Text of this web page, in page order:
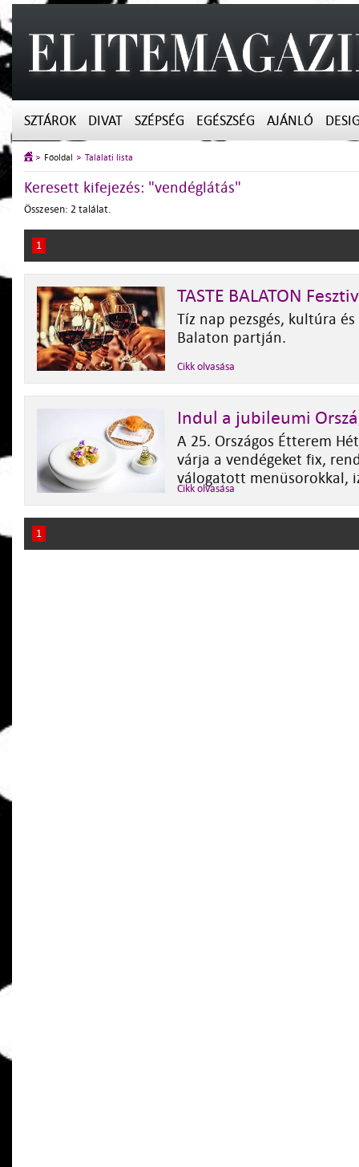
SZTÁROK DIVAT SZÉPSÉG EGÉSZSÉG AJÁNLÓ
Főoldal Találati lista
Keresett kifejezés: "vendéglátás"
Összesen: 2 találat.
1
TASTE BALATON
Tíz nap pezsgés, kultúra
Balaton partján.
Cikk olvasása
Indul a jubileumi
A 25. Országos Étterem
várja a vendégeket fix,
válogatott menüsorokkal,
Cikk olvasása
1